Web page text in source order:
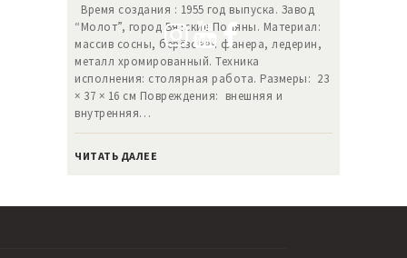
Время создания : 1955 год выпуска. Завод
“Молот”, город Вятские Поляны. Материал:
массив сосны, берёзовая фанера, ледерин,
металл хромированный. Техника
исполнения: столярная работа. Размеры: 23
× 37 × 16 см Повреждения: внешняя и
внутренняя…
ЧИТАТЬ ДАЛЕЕ